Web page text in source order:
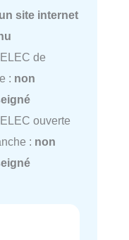
site internet
de
: non
ouverte
: non